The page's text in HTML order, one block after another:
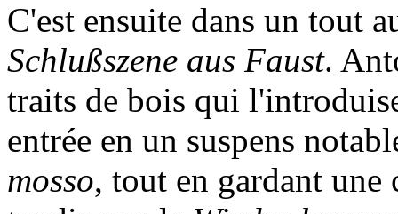
C'est ensuite dans un tout
Schlußszene aus Faust.
traits de bois qui
entrée en un suspens
mosso, tout en gardant